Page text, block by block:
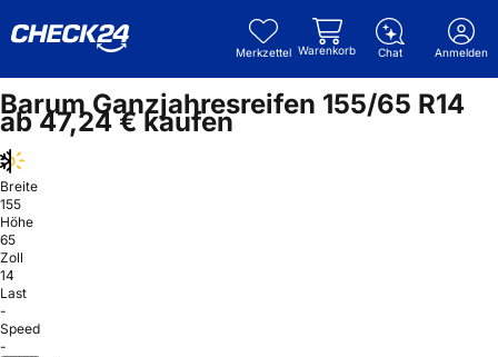
Merkzettel Warenkorb Chat Anmelden
Barum Ganzjahresreifen 155/65 R14
ab 47,24 € kaufen
Breite
155
Höhe
65
Zoll
14
Last
-
Speed
-